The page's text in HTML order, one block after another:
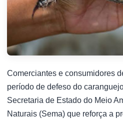
Comerciantes e consumidores
período de defeso do
Secretaria de Estado do Meio
Naturais (Sema) que reforça a